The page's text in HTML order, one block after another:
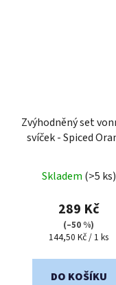
Zvýhodněný set
svíček - Spiced
Skladem (>5 ks)
289 Kč
(–50 %)
Měrná
144,50 Kč / 1 ks
DO KOŠÍKU